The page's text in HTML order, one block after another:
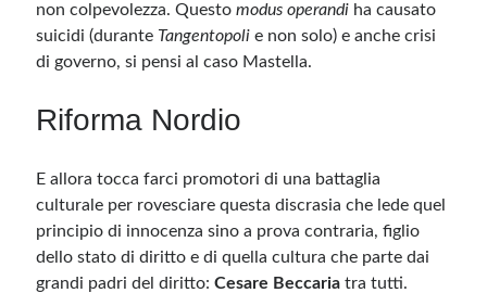
non colpevolezza. Questomodus operandi ha causato
suicidi (durante Tangentopoli e non solo) e anche crisi
di governo, si pensi al caso Mastella.
Riforma Nordio
E allora tocca farci promotori di una battaglia
culturale per rovesciare questa discrasia che lede quel
principio di innocenza sino a prova contraria, figlio
dello stato di diritto e di quella cultura che parte dai
grandi padri del diritto:Cesare Beccaria tra tutti.